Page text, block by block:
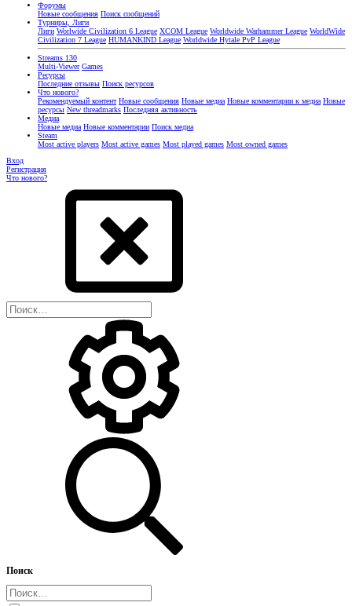
Форумы
Новые сообщения Поиск сообщений
Турниры, Лиги
Лиги Worlwide Civilization 6 League XCOM League Worldwide Warhammer League WorldWide
Civilization 7 League HUMANKIND League Worldwide Hytale PvP League
Streams 130
Multi-Viewer Games
Ресурсы
Последние отзывы Поиск ресурсов
Что нового?
Рекомендуемый контент Новые сообщения Новые медиа Новые комментарии к медиа Новые
ресурсы New threadmarks Последняя активность
Медиа
Новые медиа Новые комментарии Поиск медиа
Steam
Most active players Most active games Most played games Most owned games
Вход
Регистрация
Что нового?
Поиск